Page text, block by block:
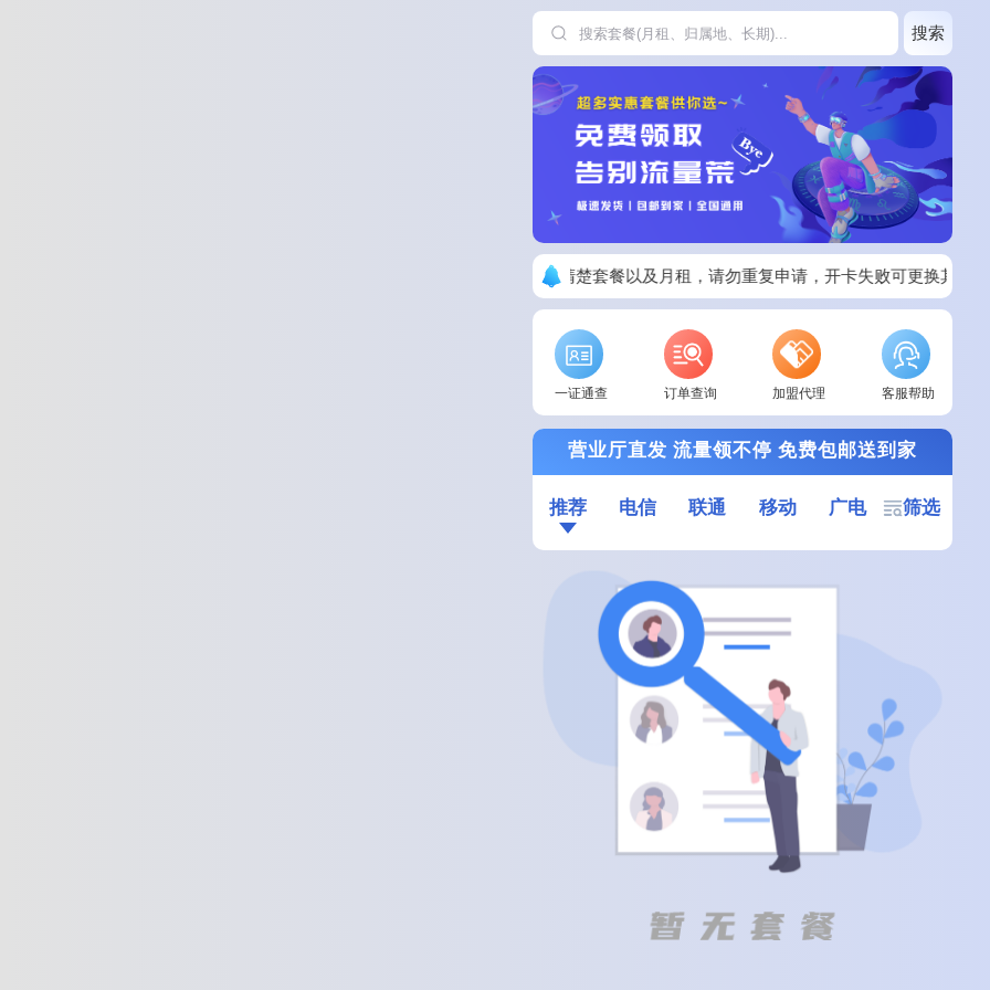
搜索
下单请看清楚套餐以及月租，请勿重复申请，开卡失败可更换其他套
一证通查 订单查询 加盟代理 客服帮助
营业厅直发 流量领不停 免费包邮送到家
推荐 电信 联通 移动 广电 筛选